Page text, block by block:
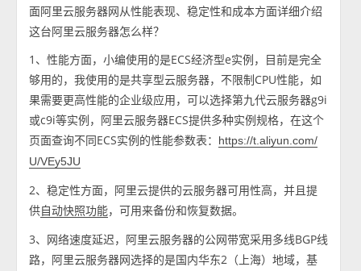
面阿里云服务器网从性能表现、稳定性和成本方面详细介绍
这台阿里云服务器怎么样？
1、性能方面，小编使用的是ECS经济型e实例，目前是完全
够用的，我使用的是共享型云服务器，不限制CPU性能，如
果需要更高性能的企业级应用，可以选择第九代云服务器g9i
或c9i等实例，阿里云服务器ECS提供多种实例规格，在这个
页面查询不同ECS实例的性能参数表：
https://t.aliyun.com/
U/VEy5JU
2、稳定性方面，阿里云提供的云服务器可用性高，并且提
供自动快照功能，可用来备份和恢复数据。
3、网络速度延迟，阿里云服务器的公网带宽采用多线BGP线
路，阿里云服务器网选择的是国内华东2（上海）地域，基